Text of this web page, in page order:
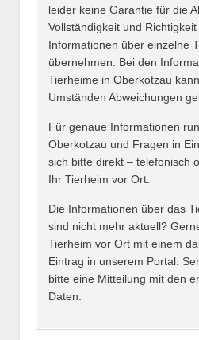
E-Mail*
Name des
leider keine Garantie für die
Vollständigkeit und
Informationen über einzelne
übernehmen. Bei den
Tierheime in Oberkotzau
Umständen Abweichungen
Für genaue Informationen
Oberkotzau und Fragen in
sich bitte direkt – telefonisch
Ihr Tierheim vor Ort.
Die Informationen über das
sind nicht mehr aktuell?
Tierheim vor Ort mit einem
Eintrag in unserem Portal.
bitte eine Mitteilung mit den
Daten.